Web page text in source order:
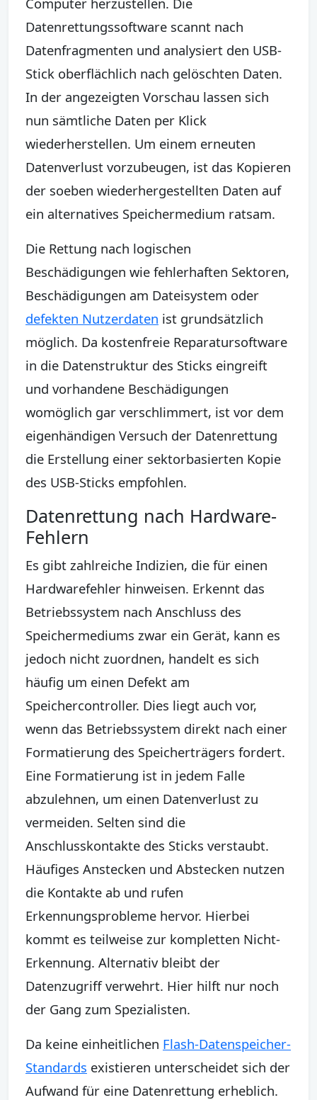
Datenrettungssoftware scannt nach
Datenfragmenten und analysiert den USB-
Stick oberflächlich nach gelöschten Daten.
In der angezeigten Vorschau lassen sich
nun sämtliche Daten per Klick
wiederherstellen. Um einem erneuten
Datenverlust vorzubeugen, ist das Kopieren
der soeben wiederhergestellten Daten auf
ein alternatives Speichermedium ratsam.
Die Rettung nach logischen
Beschädigungen wie fehlerhaften Sektoren,
Beschädigungen am Dateisystem oder
defekten Nutzerdaten ist grundsätzlich
möglich. Da kostenfreie Reparatursoftware
in die Datenstruktur des Sticks eingreift
und vorhandene Beschädigungen
womöglich gar verschlimmert, ist vor dem
eigenhändigen Versuch der Datenrettung
die Erstellung einer sektorbasierten Kopie
des USB-Sticks empfohlen.
Datenrettung nach Hardware-
Fehlern
Es gibt zahlreiche Indizien, die für einen
Hardwarefehler hinweisen. Erkennt das
Betriebssystem nach Anschluss des
Speichermediums zwar ein Gerät, kann es
jedoch nicht zuordnen, handelt es sich
häufig um einen Defekt am
Speichercontroller. Dies liegt auch vor,
wenn das Betriebssystem direkt nach einer
Formatierung des Speicherträgers fordert.
Eine Formatierung ist in jedem Falle
abzulehnen, um einen Datenverlust zu
vermeiden. Selten sind die
Anschlusskontakte des Sticks verstaubt.
Häufiges Anstecken und Abstecken nutzen
die Kontakte ab und rufen
Erkennungsprobleme hervor. Hierbei
kommt es teilweise zur kompletten Nicht-
Erkennung. Alternativ bleibt der
Datenzugriff verwehrt. Hier hilft nur noch
der Gang zum Spezialisten.
Da keine einheitlichen Flash-Datenspeicher-
Standards existieren unterscheidet sich der
Aufwand für eine Datenrettung erheblich.